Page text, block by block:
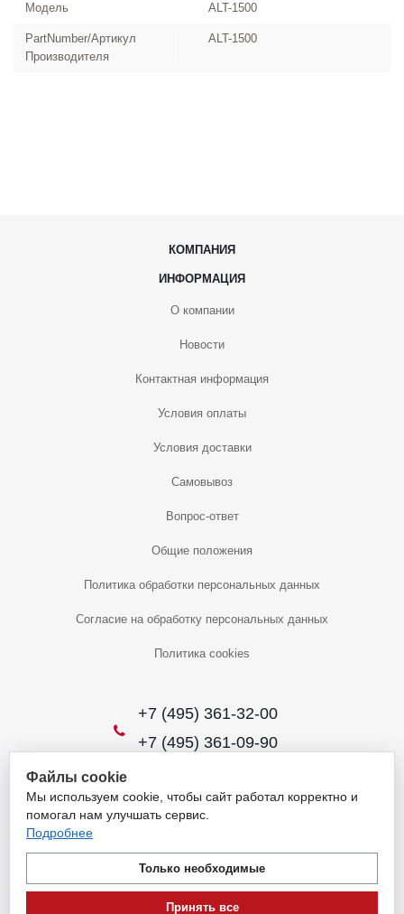
Модель ALT-1500
PartNumber/Артикул
Производителя
ALT-1500
КОМПАНИЯ
ИНФОРМАЦИЯ
О компании
Новости
Контактная информация
Условия оплаты
Условия доставки
Самовывоз
Вопрос-ответ
Общие положения
Политика обработки персональных данных
Согласие на обработку персональных данных
Политика cookies
+7 (495) 361-32-00
+7 (495) 361-09-90
2026 © Уникальный интернет-магазин
Обращаем ваше внимание на то, что данный интернет-сайт носит
не является публичной офертой, определяемой положениями
пункта 1 статьи 437 Гражданского кодекса Российской Федерации.
Для получения подробной информации о наличии и стоимости
Файлы cookie
Мы используем cookie, чтобы сайт работал корректно и
помогал нам улучшать сервис.
Подробнее
Только необходимые
Принять все